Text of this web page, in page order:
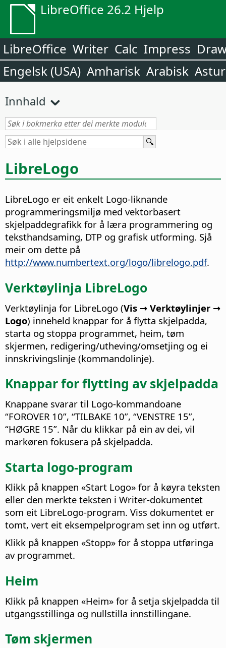
LibreOffice 26.2 Hjelp
LibreOffice Writer Calc Impress
Engelsk (USA) Amharisk Arabisk
Innhald
LibreLogo
LibreLogo er eit enkelt Logo-liknande
programmeringsmiljø med vektorbasert
skjelpaddegrafikk for å læra programmering og
teksthandsaming, DTP og grafisk utforming. Sjå
meir om dette på
http://www.numbertext.org/logo/librelogo.pdf.
Verktøylinja LibreLogo
Verktøylinja for LibreLogo (Vis → Verktøylinjer →
Logo) inneheld knappar for å flytta skjelpadda,
starta og stoppa programmet, heim, tøm
skjermen, redigering/utheving/omsetjing og ei
innskrivingslinje (kommandolinje).
Knappar for flytting av skjelpadda
Knappane svarar til Logo-kommandoane
“FOROVER 10”, “TILBAKE 10”, “VENSTRE 15”,
“HØGRE 15”. Når du klikkar på ein av dei, vil
markøren fokusera på skjelpadda.
Starta logo-program
Klikk på knappen «Start Logo» for å køyra teksten
eller den merkte teksten i Writer-dokumentet
som eit LibreLogo-program. Viss dokumentet er
tomt, vert eit eksempelprogram set inn og utført.
Klikk på knappen «Stopp» for å stoppa utføringa
av programmet.
Heim
Klikk på knappen «Heim» for å setja skjelpadda til
utgangsstillinga og nullstilla innstillingane.
Tøm skjermen